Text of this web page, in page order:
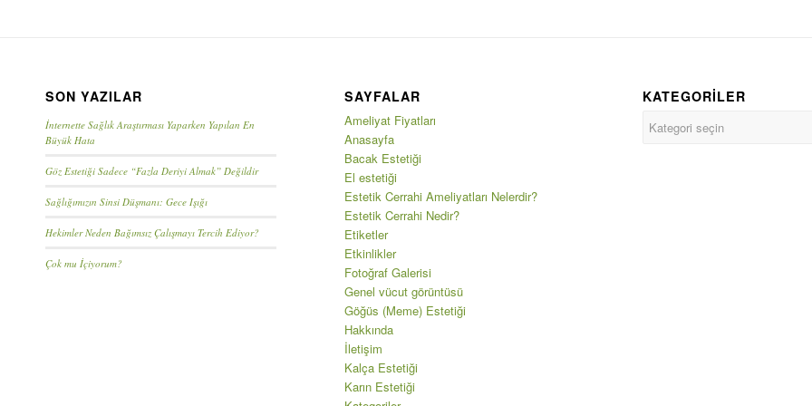
SON YAZILAR
İnternette Sağlık Araştırması Yaparken Yapılan En
Büyük Hata
Göz Estetiği Sadece “Fazla Deriyi Almak” Değildir
Sağlığımızın Sinsi Düşmanı: Gece Işığı
Hekimler Neden Bağımsız Çalışmayı Tercih Ediyor?
Çok mu İçiyorum?
SAYFALAR
Ameliyat Fiyatları
Anasayfa
Bacak Estetiği
El estetiği
Estetik Cerrahi Ameliyatları Nelerdir?
Estetik Cerrahi Nedir?
Etiketler
Etkinlikler
Fotoğraf Galerisi
Genel vücut görüntüsü
Göğüs (Meme) Estetiği
Hakkında
İletişim
Kalça Estetiği
Karın Estetiği
KATEGORILER